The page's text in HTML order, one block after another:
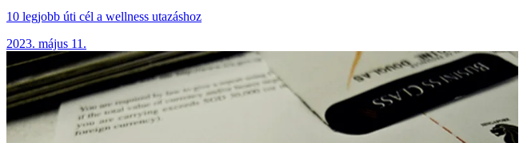
10 legjobb úti cél a wellness utazáshoz
2023. május 11.